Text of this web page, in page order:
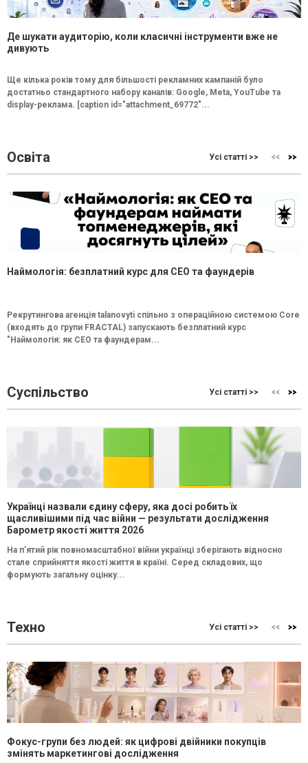
Де шукати аудиторію, коли класичні інструменти вже не
дивують
Ще кілька років тому для більшості рекламних кампаній було
достатньо стандартного набору каналів: Google, Meta, YouTube та
display-реклама. [caption id="attachment_69772"...
Освіта Усі статті >>
Наймологія: безплатний курс для CEO та фаундерів
Рекрутингова агенція talanovyti спільно з операційною системою Core
(входять до групи FRACTAL) запускають безплатний курс
"Наймологія: як СEO та фаундерам...
Суспільство Усі статті >>
Українці назвали єдину сферу, яка досі робить їх
щасливішими під час війни — результати дослідження
Барометр якості життя 2026
На п’ятий рік повномасштабної війни українці зберігають відносно
стале сприйняття якості життя в країні. Серед складових, що
формують загальну оцінку...
Техно Усі статті >>
Фокус-групи без людей: як цифрові двійники покупців
змінять маркетингові дослідження